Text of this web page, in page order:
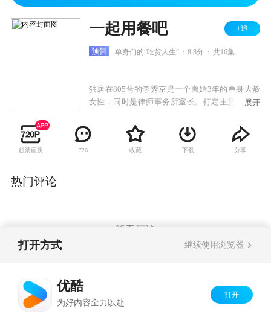
一起用餐吧 +追
预告 单身们的“吃货人生” 8.8分 共16集
独居在805号的李秀京是一个离婚3年的单身大龄
女性，同时是律师事务所室长。打定主意不再结
她最苦恼的问题莫过于吃饭没人陪伴，身为一
名“吃货”，她为了美食可以奋不顾身。该剧主要
围绕这位女主角李秀京展开，以幽默独特的方式
展开
超清画质 726 收藏 下载 分享
热门评论
暂无评论
打开方式 继续使用浏览器
优酷
为好内容全力以赴
打开